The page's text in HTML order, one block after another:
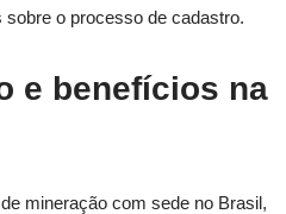
o processo de cadastro.
e benefícios na
mineração com sede no Brasil,